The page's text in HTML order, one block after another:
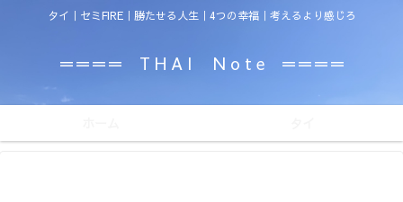
タイ｜セミFIRE｜勝たせる人生｜4つの幸福｜考えるより感じろ
＝＝＝＝ T H A I N o t e ＝＝＝＝